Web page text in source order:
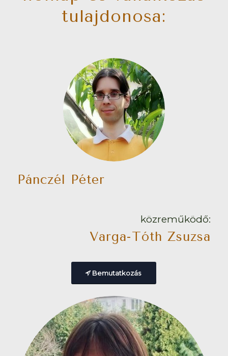
tulajdonosa:
Pánczél Péter
közreműködő:
Varga-Tóth Zsuzsa
Bemutatkozás